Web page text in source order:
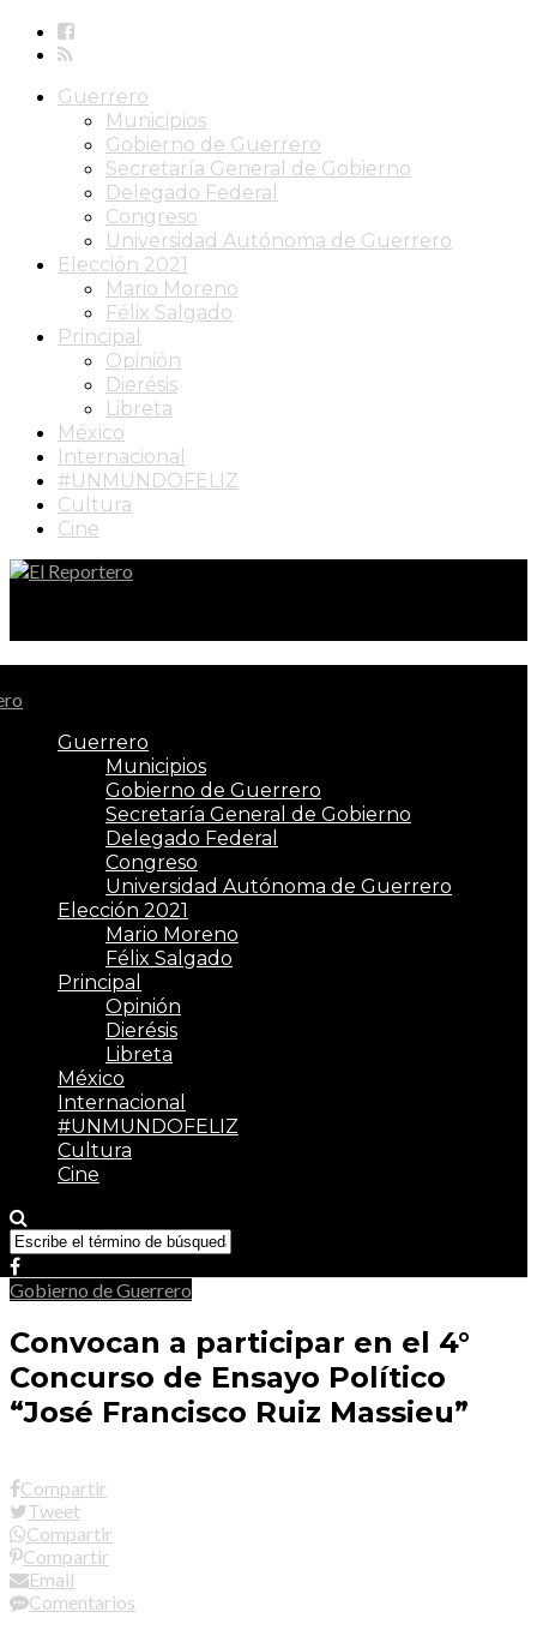
Guerrero
Municipios
Gobierno de Guerrero
Secretaría General de Gobierno
Delegado Federal
Congreso
Universidad Autónoma de Guerrero
Elección 2021
Mario Moreno
Félix Salgado
Principal
Opinión
Dierésis
Libreta
México
Internacional
#UNMUNDOFELIZ
Cultura
Cine
Guerrero
Municipios
Gobierno de Guerrero
Secretaría General de Gobierno
Delegado Federal
Congreso
Universidad Autónoma de Guerrero
Elección 2021
Mario Moreno
Félix Salgado
Principal
Opinión
Dierésis
Libreta
México
Internacional
#UNMUNDOFELIZ
Cultura
Cine
Gobierno de Guerrero
Convocan a participar en el 4°
Concurso de Ensayo Político
“José Francisco Ruiz Massieu”
Compartir
Tweet
Compartir
Compartir
Email
Comentarios